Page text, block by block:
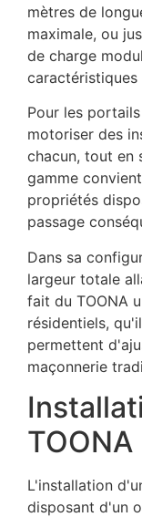
mètres de
maximale, ou
de charge
caractéristiques
Pour les
motoriser des
chacun, tout en
gamme
propriétés
passage
Dans sa
largeur totale
fait du TOONA
résidentiels,
permettent
maçonnerie
L'installation
disposant d'un